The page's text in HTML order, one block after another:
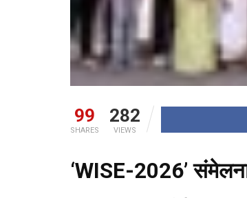
99
SHARES
282
VIEWS
‘WISE-2026’